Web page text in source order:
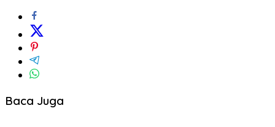
Baca Juga